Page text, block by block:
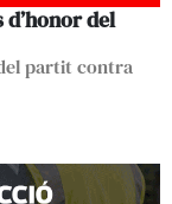
d’honor del
partit contra